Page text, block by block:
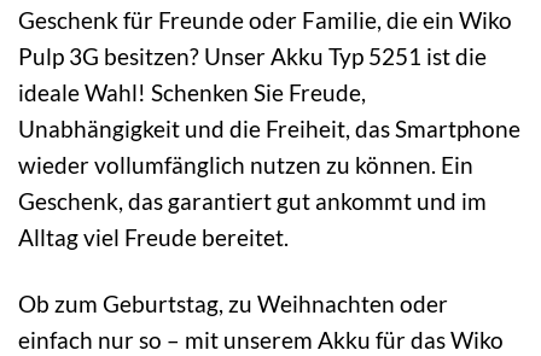
Geschenk für Freunde oder Familie, die ein Wiko
Pulp 3G besitzen? Unser Akku Typ 5251 ist die
ideale Wahl! Schenken Sie Freude,
Unabhängigkeit und die Freiheit, das Smartphone
wieder vollumfänglich nutzen zu können. Ein
Geschenk, das garantiert gut ankommt und im
Alltag viel Freude bereitet.
Ob zum Geburtstag, zu Weihnachten oder
einfach nur so – mit unserem Akku für das Wiko